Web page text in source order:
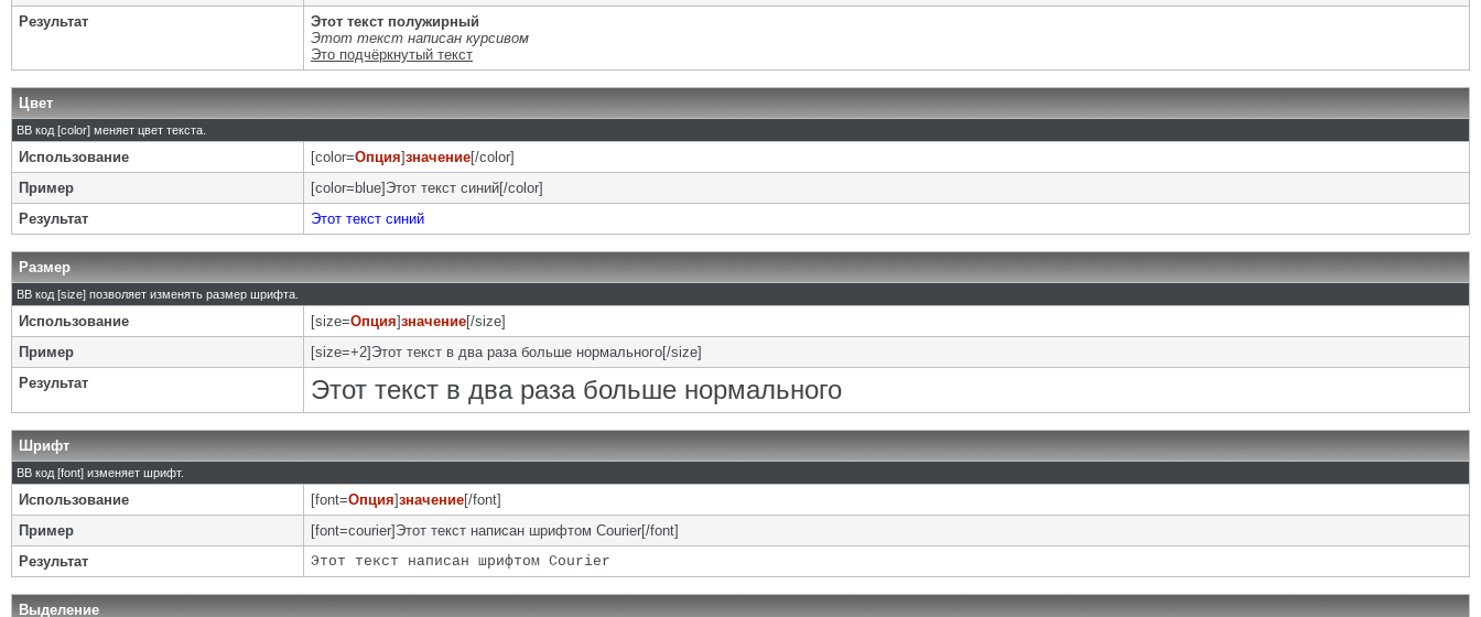
Результат
Этот текст полужирный
Этот текст написан курсивом
Это подчёркнутый текст
Цвет
BB код [color] меняет цвет текста.
Использование [color=Опция]значение[/color]
Пример
[color=blue]Этот текст синий[/color]
Результат
Этот текст синий
Размер
BB код [size] позволяет изменять размер шрифта.
Использование [size=Опция]значение[/size]
Пример
[size=+2]Этот текст в два раза больше нормального[/size]
Результат
Этот текст в два раза больше нормального
Шрифт
BB код [font] изменяет шрифт.
Использование [font=Опция]значение[/font]
Пример
[font=courier]Этот текст написан шрифтом Courier[/font]
Результат
Этот текст написан шрифтом Courier
Выделение